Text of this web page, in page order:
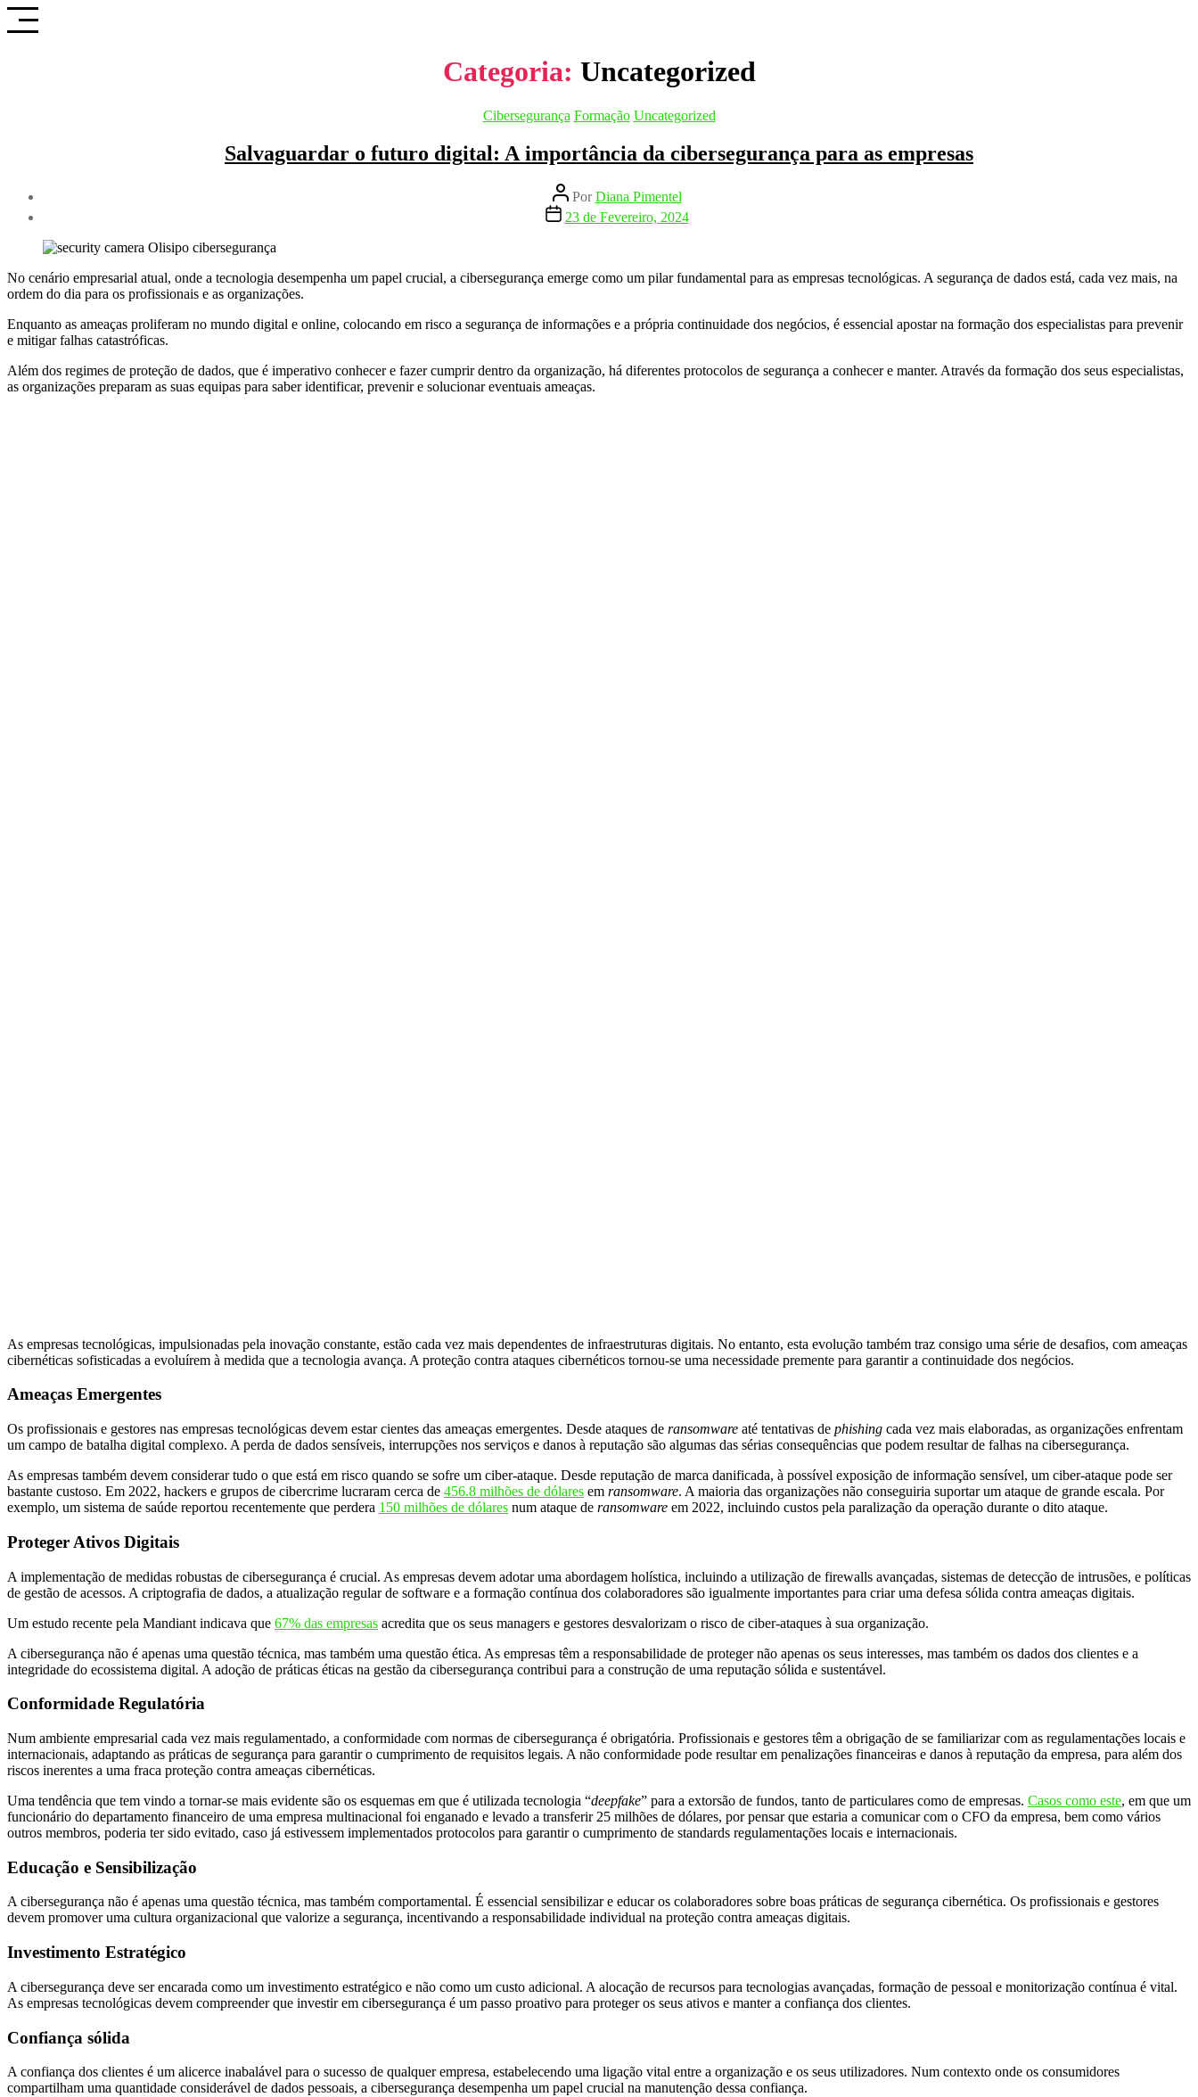
Saltar
para
Categoria: Uncategorized
Categorias
Cibersegurança Formação Uncategorized
Salvaguardar o futuro digital: A importância da cibersegurança para as empresas​
Autor
do
artigo
PorDiana Pimentel
Data23 de Fevereiro, 2024
No cenário empresarial atual, onde a tecnologia desempenha um papel crucial, a cibersegurança emerge como um pilar fundamental para as empresas tecnológicas. A segurança de dados está, cada vez mais, na
ordem do dia para os profissionais e as organizações.
Enquanto as ameaças proliferam no mundo digital e online, colocando em risco a segurança de informações e a própria continuidade dos negócios, é essencial apostar na formação dos especialistas para prevenir
e mitigar falhas catastróficas.
Além dos regimes de proteção de dados, que é imperativo conhecer e fazer cumprir dentro da organização, há diferentes protocolos de segurança a conhecer e manter. Através da formação dos seus especialistas,
as organizações preparam as suas equipas para saber identificar, prevenir e solucionar eventuais ameaças.
As empresas tecnológicas, impulsionadas pela inovação constante, estão cada vez mais dependentes de infraestruturas digitais. No entanto, esta evolução também traz consigo uma série de desafios, com ameaças
cibernéticas sofisticadas a evoluírem à medida que a tecnologia avança. A proteção contra ataques cibernéticos tornou-se uma necessidade premente para garantir a continuidade dos negócios.
Ameaças Emergentes
Os profissionais e gestores nas empresas tecnológicas devem estar cientes das ameaças emergentes. Desde ataques de ransomware até tentativas de phishing cada vez mais elaboradas, as organizações enfrentam
um campo de batalha digital complexo. A perda de dados sensíveis, interrupções nos serviços e danos à reputação são algumas das sérias consequências que podem resultar de falhas na cibersegurança.
As empresas também devem considerar tudo o que está em risco quando se sofre um ciber-ataque. Desde reputação de marca danificada, à possível exposição de informação sensível, um ciber-ataque pode ser
bastante custoso. Em 2022, hackers e grupos de cibercrime lucraram cerca de 456.8 milhões de dólares em ransomware. A maioria das organizações não conseguiria suportar um ataque de grande escala. Por
exemplo, um sistema de saúde reportou recentemente que perdera 150 milhões de dólares num ataque de ransomware em 2022, incluindo custos pela paralização da operação durante o dito ataque.
Proteger Ativos Digitais
A implementação de medidas robustas de cibersegurança é crucial. As empresas devem adotar uma abordagem holística, incluindo a utilização de firewalls avançadas, sistemas de detecção de intrusões, e políticas
de gestão de acessos. A criptografia de dados, a atualização regular de software e a formação contínua dos colaboradores são igualmente importantes para criar uma defesa sólida contra ameaças digitais.
Um estudo recente pela Mandiant indicava que 67% das empresas acredita que os seus managers e gestores desvalorizam o risco de ciber-ataques à sua organização.
A cibersegurança não é apenas uma questão técnica, mas também uma questão ética. As empresas têm a responsabilidade de proteger não apenas os seus interesses, mas também os dados dos clientes e a
integridade do ecossistema digital. A adoção de práticas éticas na gestão da cibersegurança contribui para a construção de uma reputação sólida e sustentável.
Conformidade Regulatória
Num ambiente empresarial cada vez mais regulamentado, a conformidade com normas de cibersegurança é obrigatória. Profissionais e gestores têm a obrigação de se familiarizar com as regulamentações locais e
internacionais, adaptando as práticas de segurança para garantir o cumprimento de requisitos legais. A não conformidade pode resultar em penalizações financeiras e danos à reputação da empresa, para além dos
riscos inerentes a uma fraca proteção contra ameaças cibernéticas.
Uma tendência que tem vindo a tornar-se mais evidente são os esquemas em que é utilizada tecnologia “deepfake” para a extorsão de fundos, tanto de particulares como de empresas. Casos como este, em que um
funcionário do departamento financeiro de uma empresa multinacional foi enganado e levado a transferir 25 milhões de dólares, por pensar que estaria a comunicar com o CFO da empresa, bem como vários
outros membros, poderia ter sido evitado, caso já estivessem implementados protocolos para garantir o cumprimento de standards regulamentações locais e internacionais.
Educação e Sensibilização
A cibersegurança não é apenas uma questão técnica, mas também comportamental. É essencial sensibilizar e educar os colaboradores sobre boas práticas de segurança cibernética. Os profissionais e gestores
devem promover uma cultura organizacional que valorize a segurança, incentivando a responsabilidade individual na proteção contra ameaças digitais.
Investimento Estratégico
A cibersegurança deve ser encarada como um investimento estratégico e não como um custo adicional. A alocação de recursos para tecnologias avançadas, formação de pessoal e monitorização contínua é vital.
As empresas tecnológicas devem compreender que investir em cibersegurança é um passo proativo para proteger os seus ativos e manter a confiança dos clientes.
Confiança sólida
A confiança dos clientes é um alicerce inabalável para o sucesso de qualquer empresa, estabelecendo uma ligação vital entre a organização e os seus utilizadores. Num contexto onde os consumidores
compartilham uma quantidade considerável de dados pessoais, a cibersegurança desempenha um papel crucial na manutenção dessa confiança.